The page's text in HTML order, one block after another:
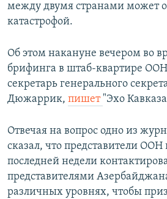
между двумя странами может
катастрофой.
Об этом накануне вечером во
брифинга в штаб-квартире ООН
секретарь генерального
Дюжаррик, пишет "Эхо
Отвечая на вопрос одно из
сказал, что представители ООН
последней недели
представителями
различных уровнях, чтобы